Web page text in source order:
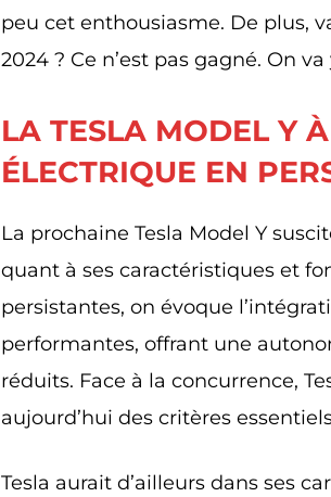
peu cet enthousiasme. De plus,
2024 ? Ce n’est pas gagné. On
LA TESLA MODEL Y
ÉLECTRIQUE EN
La prochaine Tesla Model Y
quant à ses caractéristiques et
persistantes, on évoque
performantes, offrant une
réduits. Face à la concurrence,
aujourd’hui des critères
Tesla aurait d’ailleurs dans ses